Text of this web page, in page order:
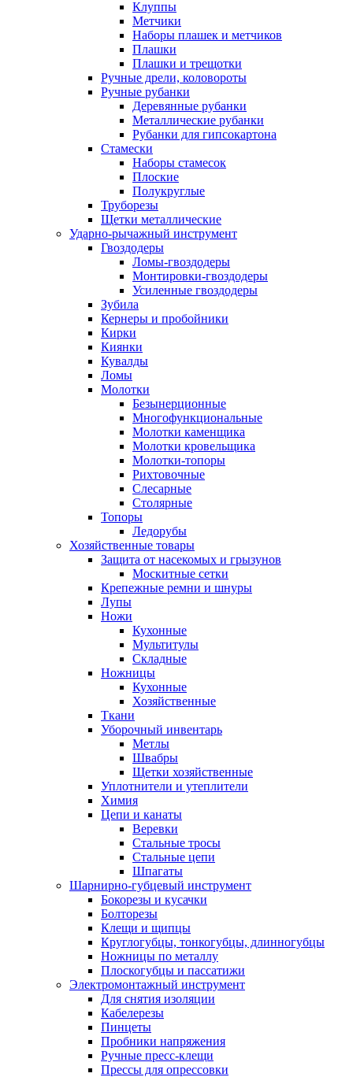
Клуппы
Метчики
Наборы плашек и метчиков
Плашки
Плашки и трещотки
Ручные дрели, коловороты
Ручные рубанки
Деревянные рубанки
Металлические рубанки
Рубанки для гипсокартона
Стамески
Наборы стамесок
Плоские
Полукруглые
Труборезы
Щетки металлические
Ударно-рычажный инструмент
Гвоздодеры
Ломы-гвоздодеры
Монтировки-гвоздодеры
Усиленные гвоздодеры
Зубила
Кернеры и пробойники
Кирки
Киянки
Кувалды
Ломы
Молотки
Безынерционные
Многофункциональные
Молотки каменщика
Молотки кровельщика
Молотки-топоры
Рихтовочные
Слесарные
Столярные
Топоры
Ледорубы
Хозяйственные товары
Защита от насекомых и грызунов
Москитные сетки
Крепежные ремни и шнуры
Лупы
Ножи
Кухонные
Мультитулы
Складные
Ножницы
Кухонные
Хозяйственные
Ткани
Уборочный инвентарь
Метлы
Швабры
Щетки хозяйственные
Уплотнители и утеплители
Химия
Цепи и канаты
Веревки
Стальные тросы
Стальные цепи
Шпагаты
Шарнирно-губцевый инструмент
Бокорезы и кусачки
Болторезы
Клещи и щипцы
Круглогубцы, тонкогубцы, длинногубцы
Ножницы по металлу
Плоскогубцы и пассатижи
Электромонтажный инструмент
Для снятия изоляции
Кабелерезы
Пинцеты
Пробники напряжения
Ручные пресс-клещи
Прессы для опрессовки